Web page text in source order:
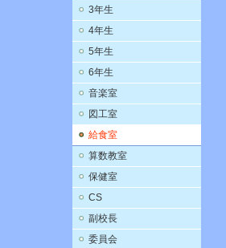
3年生
4年生
5年生
6年生
音楽室
図工室
給食室
算数教室
保健室
CS
副校長
委員会